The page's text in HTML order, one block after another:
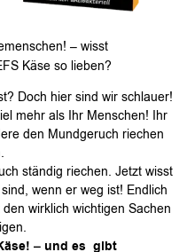
– wisst
Käse so lieben?
Doch hier sind wir schlauer!
mehr als Ihr Menschen! Ihr
den Mundgeruch riechen
ständig riechen. Jetzt wisst
wenn er weg ist! Endlich
wirklich wichtigen Sachen
– und es gibt